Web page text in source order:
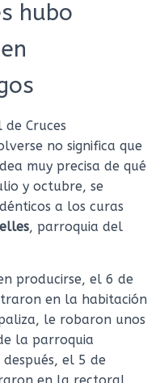
hubo
Cruces
no significa que
muy precisa de qué
y octubre, se
a los curas
, parroquia del
producirse, el 6 de
en la habitación
le robaron unos
la parroquia
el 5 de
en la rectoral